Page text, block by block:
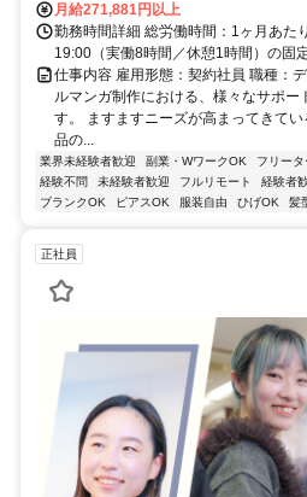
月給271,881円以上
勤務時間詳細 総労働時間：1ヶ月あた
19:00（実働8時間／休憩1時間）の固
仕事内容 雇用形態：契約社員 職種：
ルマンガ制作における、様々なサポー
す。 ますますニーズが高まってきて
品の...
業界未経験者歓迎 副業・WワークOK フリータ
経験不問
未経験者歓迎 フルリモート 経験者
ブランクOK
ピアスOK 服装自由 ひげOK 髪
正社員